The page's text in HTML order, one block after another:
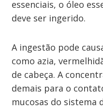
essenciais, o óleo
deve ser ingerido.
A ingestão pode
como azia,
de cabeça. A
demais para o
mucosas do sistema